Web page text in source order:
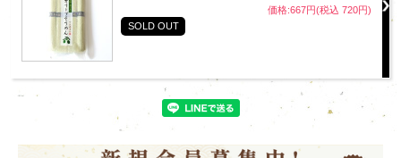
価格:667円(税込 720円)
SOLD OUT